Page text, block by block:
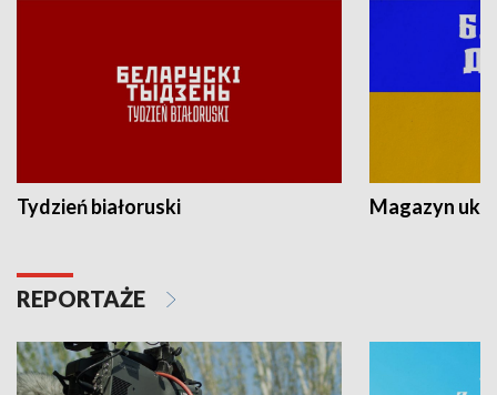
Tydzień białoruski Magazyn
REPORTAŻE